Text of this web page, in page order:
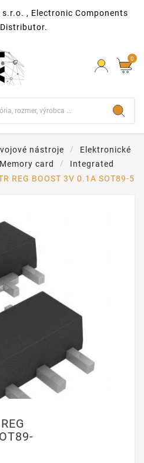
s.r.o. , Electronic Components
Distributor.
0
nástroje
Elektronické
card
Integrated
REG BOOST 3V 0.1A SOT89-5